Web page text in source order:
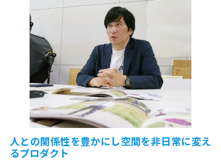
人との関係性を豊かにし空間を非日常に変え
るプロダクト